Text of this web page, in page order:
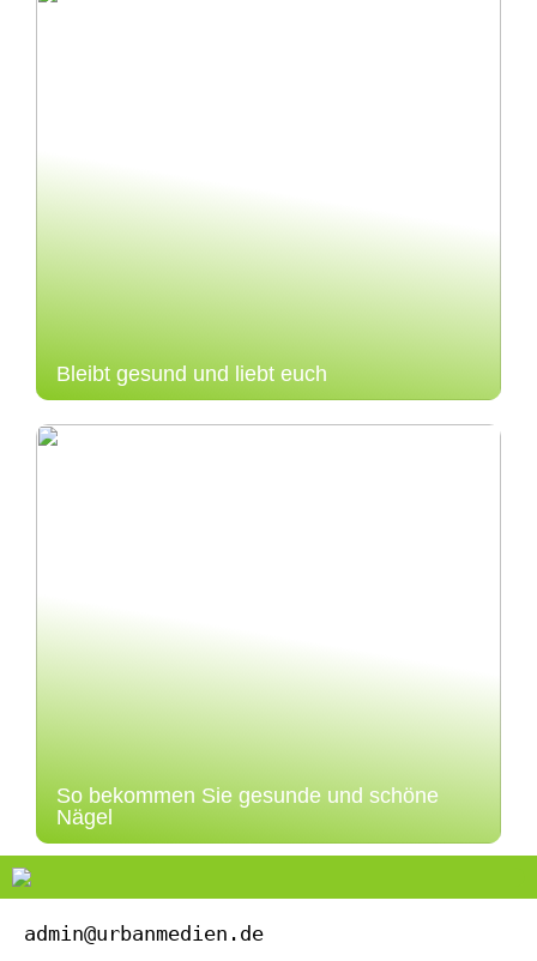
Bleibt gesund und liebt euch
So bekommen Sie gesunde und schöne
Nägel
admin@urbanmedien.de